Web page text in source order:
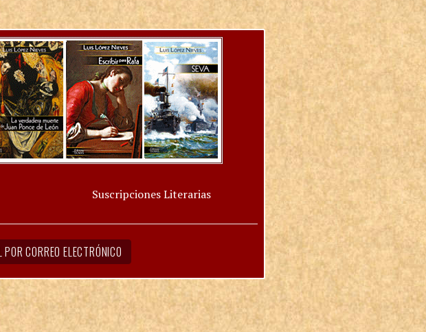
Suscripciones Literarias
CORREO ELECTRÓNICO